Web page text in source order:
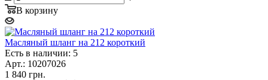
В корзину
Масляный шланг на 212 короткий
Есть в наличии: 5
Арт.: 10207026
1 840 грн.